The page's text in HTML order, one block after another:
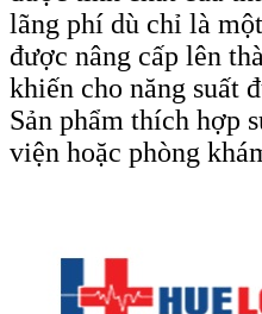
lãng phí dù chỉ là
được nâng cấp lên
khiến cho năng suất
Sản phẩm thích hợp
viện hoặc phòng